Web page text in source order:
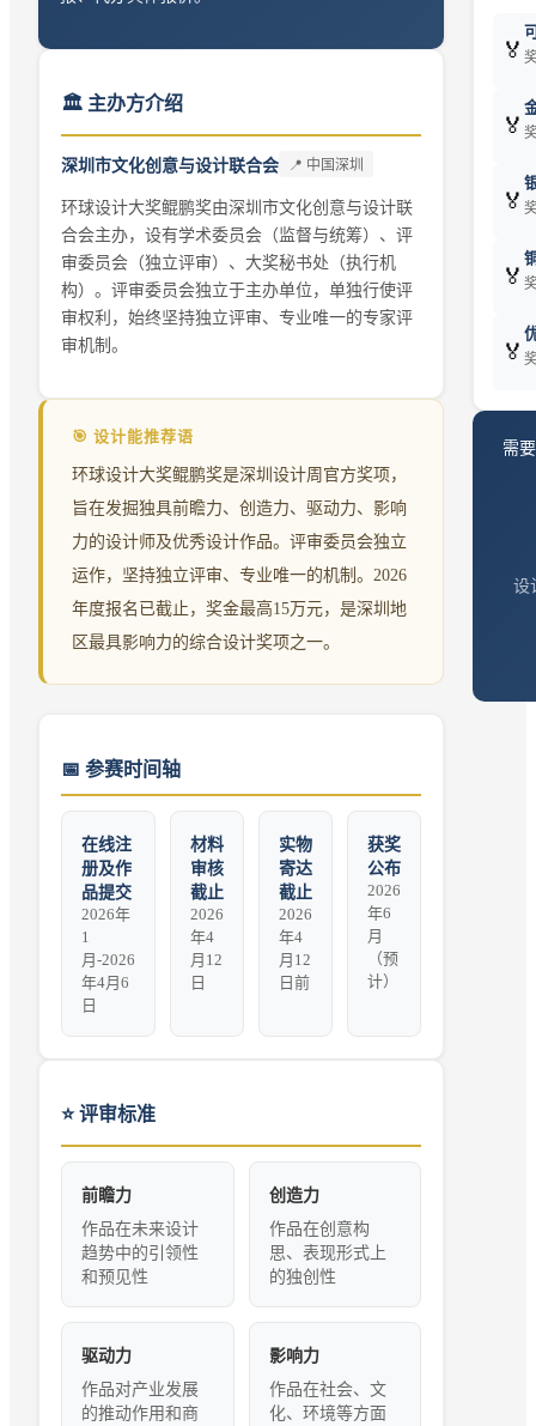
🏛️ 主办方介绍
深圳市文化创意与设计联合会 📍 中国深圳
环球设计大奖鲲鹏奖由深圳市文化创意与设计联
合会主办，设有学术委员会（监督与统筹）、评
审委员会（独立评审）、大奖秘书处（执行机
构）。评审委员会独立于主办单位，单独行使评
审权利，始终坚持独立评审、专业唯一的专家评
审机制。
🎯 设计能推荐语
环球设计大奖鲲鹏奖是深圳设计周官方奖项，
旨在发掘独具前瞻力、创造力、驱动力、影响
力的设计师及优秀设计作品。评审委员会独立
运作，坚持独立评审、专业唯一的机制。2026
年度报名已截止，奖金最高15万元，是深圳地
区最具影响力的综合设计奖项之一。
📅 参赛时间轴
在线注
册及作
品提交
2026年
1
月-2026
年4月6
日
材料
审核
截止
2026
年4
月12
日
实物
寄达
截止
2026
年4
月12
日前
获奖
公布
2026
年6
月
（预
计）
⭐ 评审标准
前瞻力
作品在未来设计
趋势中的引领性
和预见性
创造力
作品在创意构
思、表现形式上
的独创性
驱动力
作品对产业发展
的推动作用和商
影响力
作品在社会、文
化、环境等方面
🏅
🏅
🏅
🏅
🏅
需要
设